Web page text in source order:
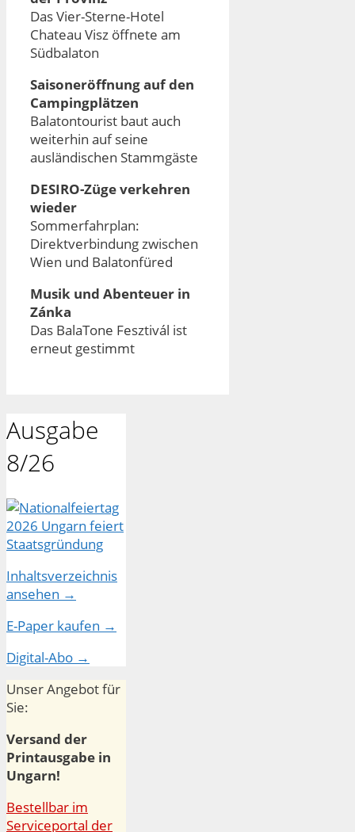
Das Vier-Sterne-Hotel
Chateau Visz öffnete am
Südbalaton
Saisoneröffnung auf den
Campingplätzen
Balatontourist baut auch
weiterhin auf seine
ausländischen Stammgäste
DESIRO-Züge verkehren
wieder
Sommerfahrplan:
Direktverbindung zwischen
Wien und Balatonfüred
Musik und Abenteuer in
Zánka
Das BalaTone Fesztivál ist
erneut gestimmt
Ausgabe
8/26
Inhaltsverzeichnis
ansehen →
E-Paper kaufen →
Digital-Abo →
Unser Angebot für
Sie:
Versand der
Printausgabe in
Ungarn!
Bestellbar im
Serviceportal der